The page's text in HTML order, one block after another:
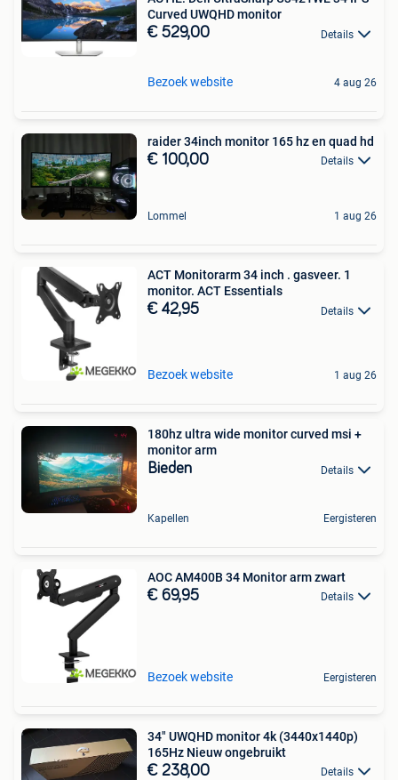
Curved UWQHD monitor
€ 529,00 Details
Bezoek website 4 aug 26
raider 34inch monitor 165 hz en quad hd
€ 100,00 Details
Lommel 1 aug 26
ACT Monitorarm 34 inch . gasveer. 1
monitor. ACT Essentials
€ 42,95 Details
Bezoek website 1 aug 26
180hz ultra wide monitor curved msi +
monitor arm
Bieden Details
Kapellen Eergisteren
AOC AM400B 34 Monitor arm zwart
€ 69,95 Details
Bezoek website Eergisteren
34" UWQHD monitor 4k (3440x1440p)
165Hz Nieuw ongebruikt
€ 238,00 Details